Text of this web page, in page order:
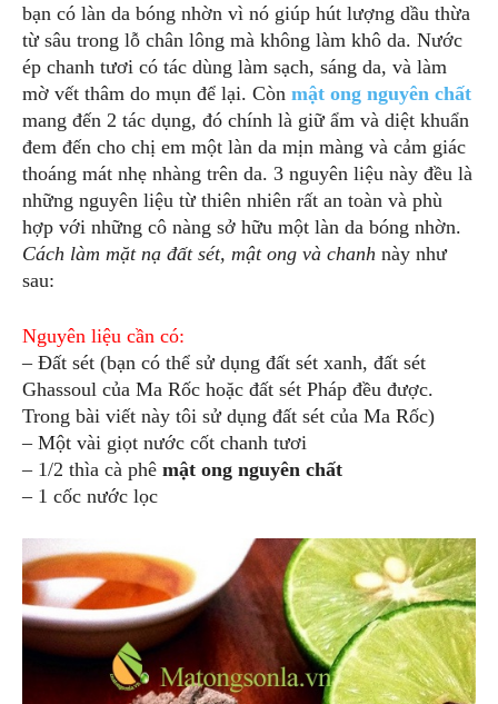
bạn có làn da bóng nhờn vì nó giúp hút lượng dầu thừa
từ sâu trong lỗ chân lông mà không làm khô da. Nước
ép chanh tươi có tác dùng làm sạch, sáng da, và làm
mờ vết thâm do mụn để lại. Còn mật ong nguyên chất
mang đến 2 tác dụng, đó chính là giữ ẩm và diệt khuẩn
đem đến cho chị em một làn da mịn màng và cảm giác
thoáng mát nhẹ nhàng trên da. 3 nguyên liệu này đều là
những nguyên liệu từ thiên nhiên rất an toàn và phù
hợp với những cô nàng sở hữu một làn da bóng nhờn.
Cách làm mặt nạ đất sét, mật ong và chanh này như
sau:
Nguyên liệu cần có:
– Đất sét (bạn có thể sử dụng đất sét xanh, đất sét
Ghassoul của Ma Rốc hoặc đất sét Pháp đều được.
Trong bài viết này tôi sử dụng đất sét của Ma Rốc)
– Một vài giọt nước cốt chanh tươi
– 1/2 thìa cà phê mật ong nguyên chất
– 1 cốc nước lọc